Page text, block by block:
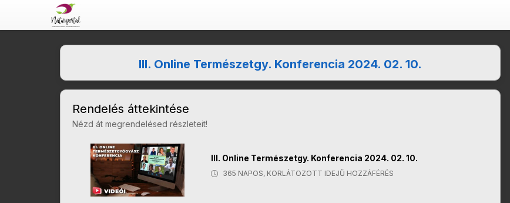
III. Online Természetgy. Konferencia 2024. 02. 10.
Rendelés áttekintése
Nézd át megrendelésed részleteit!
III. Online Természetgy. Konferencia 2024. 02. 10.
365 NAPOS, KORLÁTOZOTT IDEJŰ HOZZÁFÉRÉS